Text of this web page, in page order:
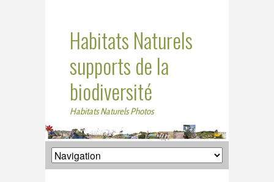
Habitats Naturels
supports de la
biodiversité
Habitats Naturels Photos